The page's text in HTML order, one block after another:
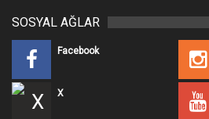
SOSYAL AĞLAR
Facebook
X